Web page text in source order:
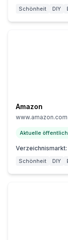
Schönheit DIY
Amazon
www.amazon.com
Aktuelle
Verzeichnismarkt:
Schönheit DIY